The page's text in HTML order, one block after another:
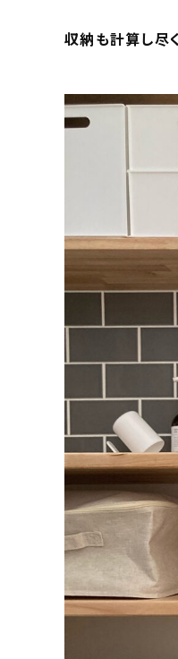
収納も計算し尽